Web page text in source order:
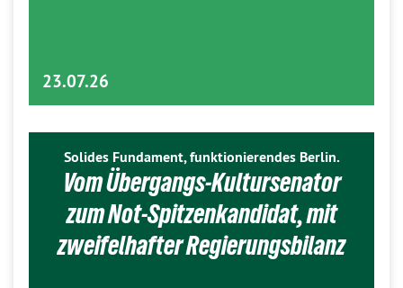
23.07.26
Solides Fundament, funktionierendes Berlin.
Vom Übergangs-Kultursenator
zum Not-Spitzenkandidat, mit
zweifelhafter Regierungsbilanz